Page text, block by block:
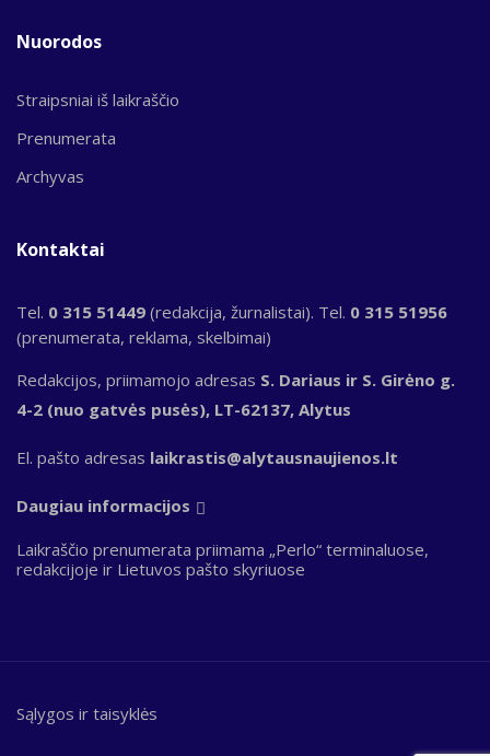
Nuorodos
Straipsniai iš laikraščio
Prenumerata
Archyvas
Kontaktai
Tel. 0 315 51449 (redakcija, žurnalistai). Tel. 0 315 51956
(prenumerata, reklama, skelbimai)
Redakcijos, priimamojo adresas S. Dariaus ir S. Girėno g.
4-2 (nuo gatvės pusės), LT-62137, Alytus
El. pašto adresas laikrastis@alytausnaujienos.lt
Daugiau informacijos
Laikraščio prenumerata priimama „Perlo“ terminaluose,
redakcijoje ir Lietuvos pašto skyriuose
Bottom
Sąlygos ir taisyklės